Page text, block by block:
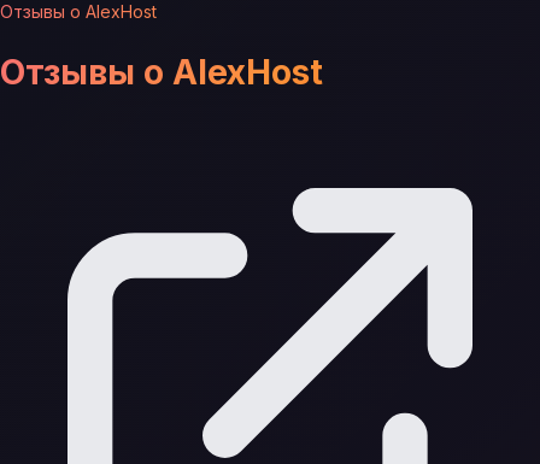
Отзывы о AlexHost
Отзывы о AlexHost